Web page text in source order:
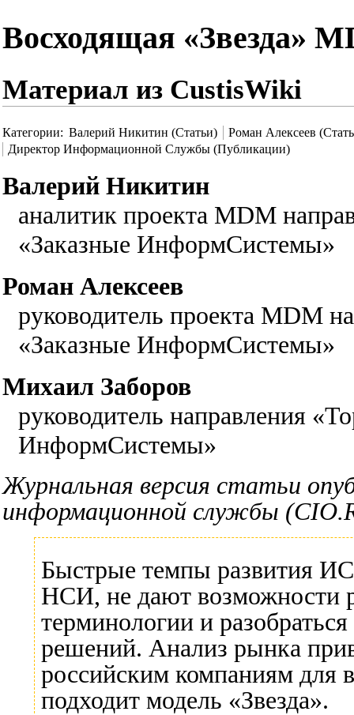
Восходящая «Звезда»
Материал из CustisWiki
Категории: Валерий Никитин (Статьи)
Роман Алексеев
Директор Информационной Службы (Публикации)
Валерий Никитин
аналитик проекта MDM
«Заказные ИнформСистемы»
Роман Алексеев
руководитель проекта MDM
«Заказные ИнформСистемы»
Михаил Заборов
руководитель направления
ИнформСистемы»
Журнальная версия статьи
информационной службы
Быстрые темпы развития
НСИ, не дают возможности
терминологии и
решений. Анализ рынка
российским компаниям для
подходит модель «Звезда».